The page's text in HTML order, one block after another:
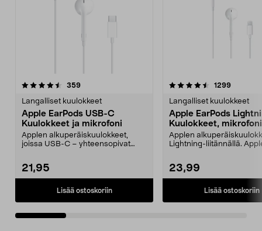
359arvostelut
Langalliset kuulokkeet
Apple EarPods USB-C
Kuulokkeet ja mikrofoni
Applen alkuperäiskuulokkeet,
joissa USB-C – yhteensopivat
21,95
Lisää ostoskoriin
4.5 viidestä
1299
Langalliset kuulokkeet
Apple EarPods
Kuulokkeet, mikrofoni
Applen
Lightning-liitännällä.
23,99
Lisää ostoskoriin
4.5 viidestä